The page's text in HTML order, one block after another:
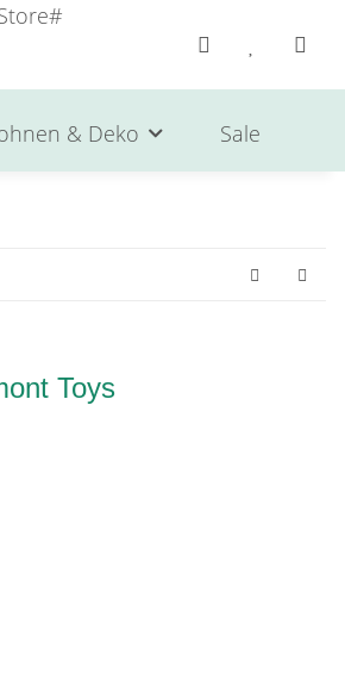
& Deko Sale
Toys